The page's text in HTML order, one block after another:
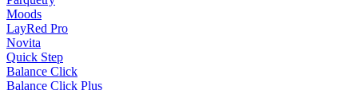
Moods
LayRed Pro
Novita
Quick Step
Balance Click
Balance Click Plus